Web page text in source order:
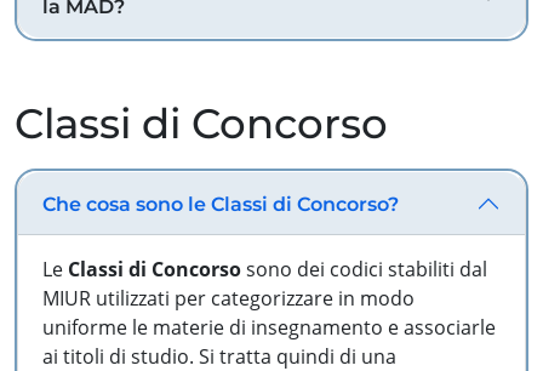
la MAD?
Classi di Concorso
Che cosa sono le Classi di Concorso?
Le Classi di Concorsosono dei codici stabiliti dal
MIUR utilizzati per categorizzare in modo
uniforme le materie di insegnamento e associarle
ai titoli di studio. Si tratta quindi di una